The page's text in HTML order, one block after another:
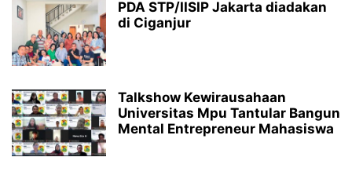
PDA STP/IISIP Jakarta diadakan
di Ciganjur
Talkshow Kewirausahaan
Universitas Mpu Tantular Bangun
Mental Entrepreneur Mahasiswa